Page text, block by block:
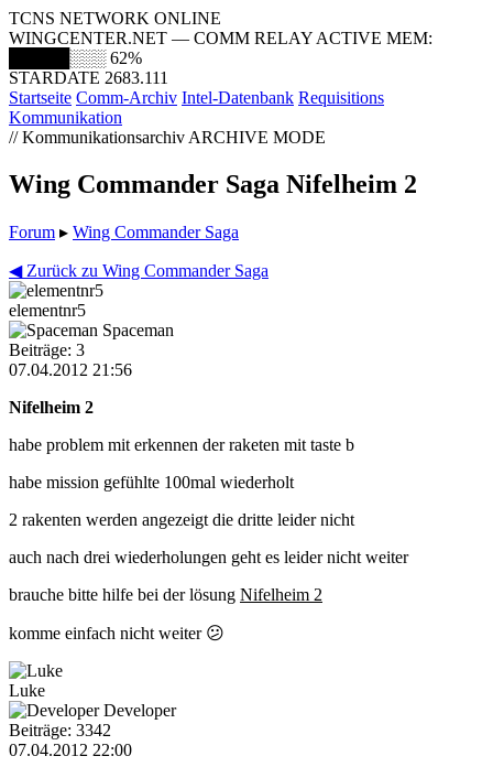
TCNS NETWORK ONLINE
WINGCENTER.NET — COMM RELAY ACTIVE MEM:
█████░░░ 62%
STARDATE 2683.111
Startseite Comm-Archiv Intel-Datenbank Requisitions
Kommunikation
// Kommunikationsarchiv ARCHIVE MODE
Wing Commander Saga Nifelheim 2
Forum ▸ Wing Commander Saga
◀ Zurück zu Wing Commander Saga
elementnr5
Spaceman
Beiträge: 3
07.04.2012 21:56
Nifelheim 2
habe problem mit erkennen der raketen mit taste b
habe mission gefühlte 100mal wiederholt
2 rakenten werden angezeigt die dritte leider nicht
auch nach drei wiederholungen geht es leider nicht weiter
brauche bitte hilfe bei der lösung Nifelheim 2
komme einfach nicht weiter 😕
Luke
Developer
Beiträge: 3342
07.04.2012 22:00